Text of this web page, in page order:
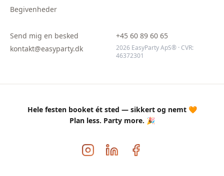
Begivenheder
Send mig en besked
kontakt@easyparty.dk
+45 60 89 60 65
2026 EasyParty ApS® · CVR:
46372301
Hele festen booket ét sted — sikkert og nemt 🧡
Plan less. Party more. 🎉